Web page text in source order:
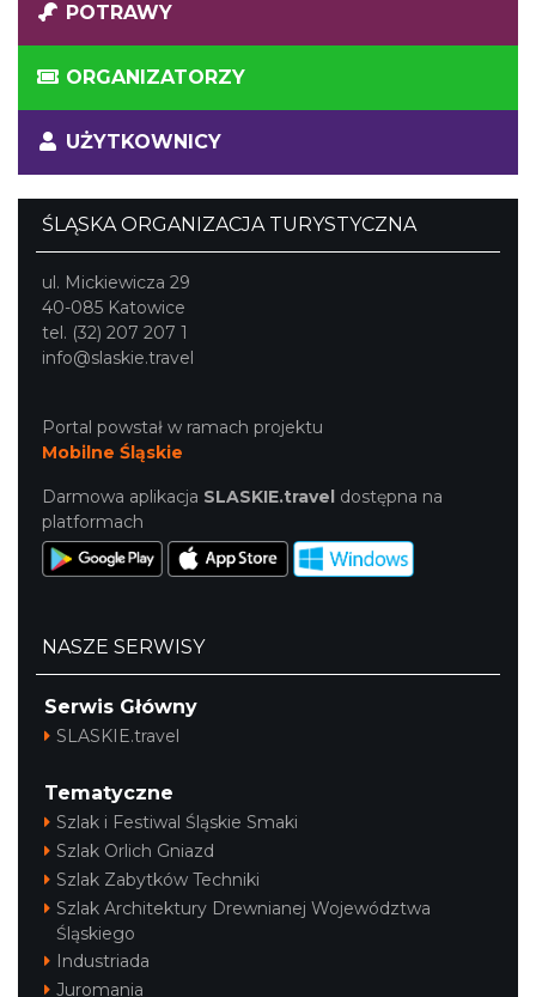
POTRAWY
ORGANIZATORZY
UŻYTKOWNICY
ŚLĄSKA ORGANIZACJA TURYSTYCZNA
ul. Mickiewicza 29
40-085 Katowice
tel. (32) 207 207 1
info@slaskie.travel
Portal powstał w ramach projektu
Mobilne Śląskie
Darmowa aplikacja SLASKIE.travel dostępna na
platformach
NASZE SERWISY
Serwis Główny
SLASKIE.travel
Tematyczne
Szlak i Festiwal Śląskie Smaki
Szlak Orlich Gniazd
Szlak Zabytków Techniki
Szlak Architektury Drewnianej Województwa
Śląskiego
Industriada
Juromania